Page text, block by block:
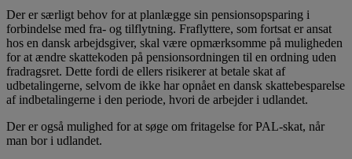
Der er særligt behov for at planlægge sin pensionsopsparing i
forbindelse med fra- og tilflytning. Fraflyttere, som fortsat er ansat
hos en dansk arbejdsgiver, skal være opmærksomme på muligheden
for at ændre skattekoden på pensionsordningen til en ordning uden
fradragsret. Dette fordi de ellers risikerer at betale skat af
udbetalingerne, selvom de ikke har opnået en dansk skattebesparelse
af indbetalingerne i den periode, hvori de arbejder i udlandet.
Der er også mulighed for at søge om fritagelse for PAL-skat, når
man bor i udlandet.